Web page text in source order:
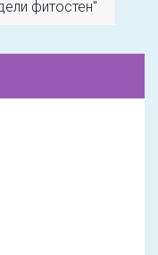
фитостен"